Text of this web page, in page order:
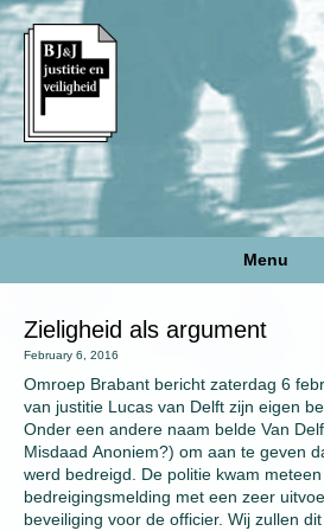
Menu
Zieligheid als argument
February 6, 2016
Omroep Brabant bericht zaterdag 6
van justitie Lucas van Delft zijn eigen
Onder een andere naam belde Van
Misdaad Anoniem?) om aan te geven
werd bedreigd. De politie kwam
bedreigingsmelding met een zeer
beveiliging voor de officier. Wij zullen